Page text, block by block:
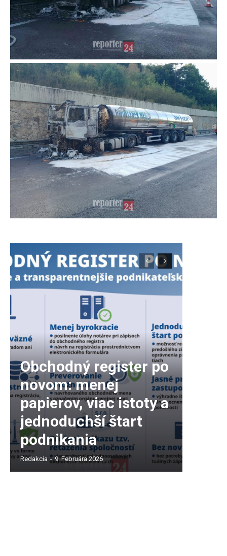
Obchodný register po
novom: menej
papierov, viac istoty a
jednoduchší štart
podnikania
Redakcia - 9. Februára 2026